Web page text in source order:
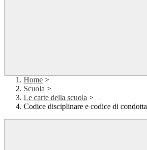
Home >
Scuola >
Le carte della scuola >
Codice disciplinare e codice di condotta